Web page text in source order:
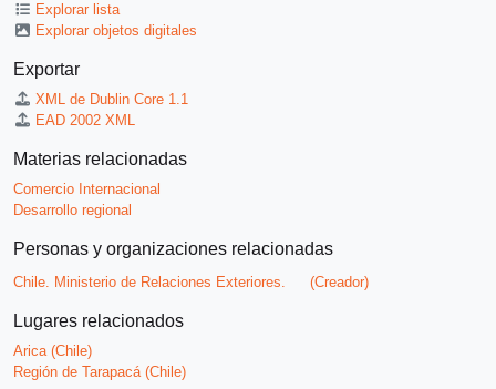
Explorar lista
Explorar objetos digitales
Exportar
XML de Dublin Core 1.1
EAD 2002 XML
Materias relacionadas
Comercio Internacional
Desarrollo regional
Personas y organizaciones relacionadas
Chile. Ministerio de Relaciones Exteriores. (Creador)
Lugares relacionados
Arica (Chile)
Región de Tarapacá (Chile)